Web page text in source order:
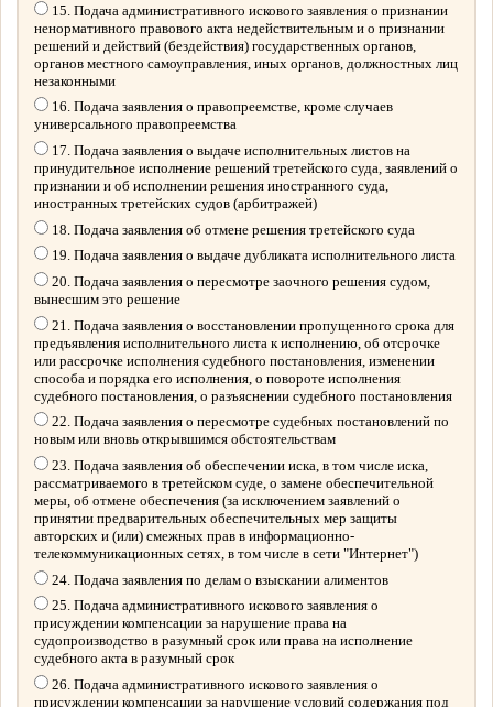
15. Подача административного искового заявления о признании
ненормативного правового акта недействительным и о признании
решений и действий (бездействия) государственных органов,
органов местного самоуправления, иных органов, должностных лиц
незаконными
16. Подача заявления о правопреемстве, кроме случаев
универсального правопреемства
17. Подача заявления о выдаче исполнительных листов на
принудительное исполнение решений третейского суда, заявлений о
признании и об исполнении решения иностранного суда,
иностранных третейских судов (арбитражей)
18. Подача заявления об отмене решения третейского суда
19. Подача заявления о выдаче дубликата исполнительного листа
20. Подача заявления о пересмотре заочного решения судом,
вынесшим это решение
21. Подача заявления о восстановлении пропущенного срока для
предъявления исполнительного листа к исполнению, об отсрочке
или рассрочке исполнения судебного постановления, изменении
способа и порядка его исполнения, о повороте исполнения
судебного постановления, о разъяснении судебного постановления
22. Подача заявления о пересмотре судебных постановлений по
новым или вновь открывшимся обстоятельствам
23. Подача заявления об обеспечении иска, в том числе иска,
рассматриваемого в третейском суде, о замене обеспечительной
меры, об отмене обеспечения (за исключением заявлений о
принятии предварительных обеспечительных мер защиты
авторских и (или) смежных прав в информационно-
телекоммуникационных сетях, в том числе в сети "Интернет")
24. Подача заявления по делам о взыскании алиментов
25. Подача административного искового заявления о
присуждении компенсации за нарушение права на
судопроизводство в разумный срок или права на исполнение
судебного акта в разумный срок
26. Подача административного искового заявления о
присуждении компенсации за нарушение условий содержания под